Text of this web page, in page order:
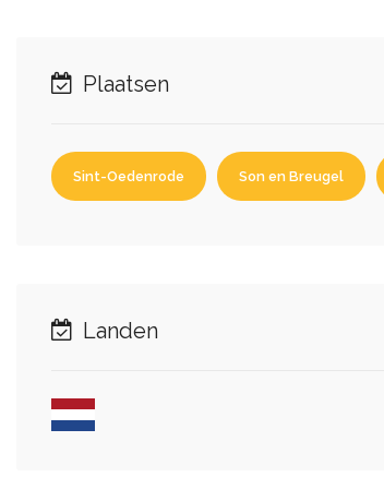
Plaatsen
Sint-Oedenrode Son en Breugel
Landen